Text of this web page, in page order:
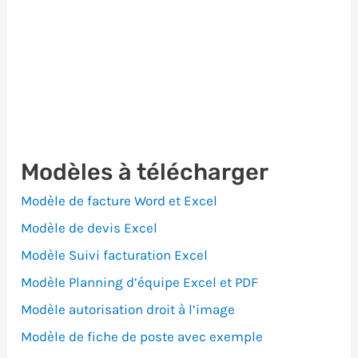
Modèles à télécharger
Modèle de facture Word et Excel
Modèle de devis Excel
Modèle Suivi facturation Excel
Modèle Planning d’équipe Excel et PDF
Modèle autorisation droit à l’image
Modèle de fiche de poste avec exemple